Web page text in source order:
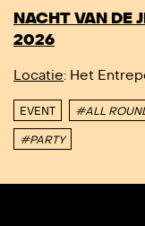
NACHT VAN DE
2026
Locatie: Het
EVENT #ALL
#PARTY